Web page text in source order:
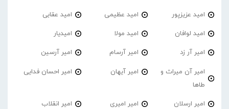
امید عزیزپور امید عظیمی امید عقابی
امید لوافان امید مولا امیدیار
امیر آر زد امیر آرسام امیر آرسین
امیر آن میراث و
طاها
امیر آیهان امیر احسان فدایی
امیر ارسلان امیر امیری امیر انقلاب